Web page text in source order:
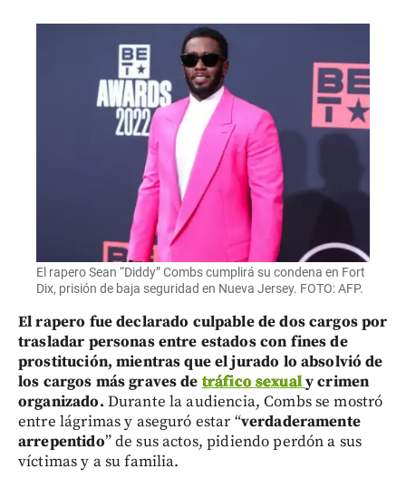
El rapero Sean “Diddy” Combs cumplirá su condena en Fort
Dix, prisión de baja seguridad en Nueva Jersey. FOTO: AFP.
El rapero fue declarado culpable de dos cargos por
trasladar personas entre estados con fines de
prostitución, mientras que el jurado lo absolvió de
los cargos más graves de tráfico sexualy crimen
organizado. Durante la audiencia, Combs se mostró
entre lágrimas y aseguró estar “verdaderamente
arrepentido” de sus actos, pidiendo perdón a sus
víctimas y a su familia.